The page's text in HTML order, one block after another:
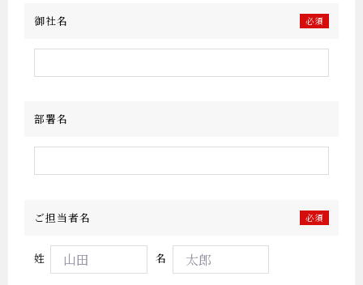
御社名 必須
部署名
ご担当者名 必須
姓 名